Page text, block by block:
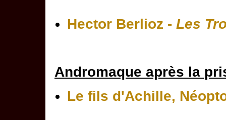
Hector Berlioz - Les
Andromaque après la
Le fils d'Achille,